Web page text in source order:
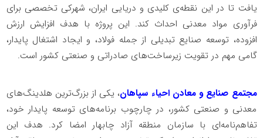
یافت تا در این نقطه‌ی کلیدی و دریایی ایران، شهرکی تخصصی برای
فرآوری مواد معدنی احداث کند. این پروژه با هدف افزایش ارزش
افزوده، توسعه صنایع تبدیلی از جمله فولاد، و ایجاد اشتغال پایدار،
گامی مهم در تقویت زیرساخت‌های صادراتی و صنعتی کشور است.
مجتمع صنایع و معادن احیاء سپاهان، یکی از بزرگ‌ترین هلدینگ‌های
معدنی و صنعتی کشور، در چارچوب برنامه‌های توسعه پایدار خود،
تفاهم‌نامه‌ای با سازمان منطقه آزاد چابهار امضا کرد. هدف این